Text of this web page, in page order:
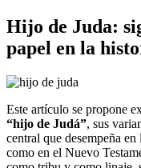
Hijo de Juda:
papel en la
Este artículo se propone
“hijo de Judá”, sus
central que desempeña
como en el Nuevo